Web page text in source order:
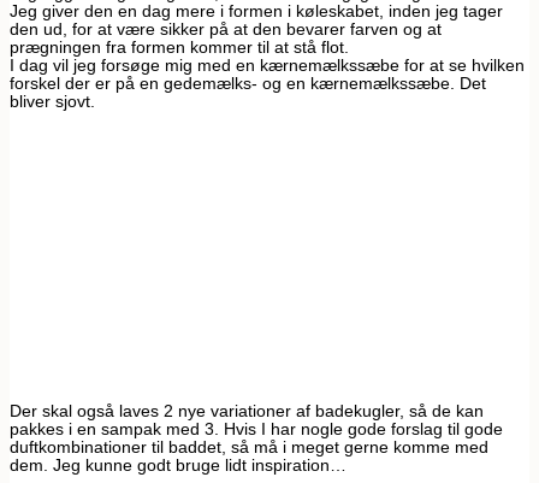
Jeg giver den en dag mere i formen i køleskabet, inden jeg tager
den ud, for at være sikker på at den bevarer farven og at
prægningen fra formen kommer til at stå flot.
I dag vil jeg forsøge mig med en kærnemælkssæbe for at se hvilken
forskel der er på en gedemælks- og en kærnemælkssæbe. Det
bliver sjovt.
Der skal også laves 2 nye variationer af badekugler, så de kan
pakkes i en sampak med 3. Hvis I har nogle gode forslag til gode
duftkombinationer til baddet, så må i meget gerne komme med
dem. Jeg kunne godt bruge lidt inspiration…